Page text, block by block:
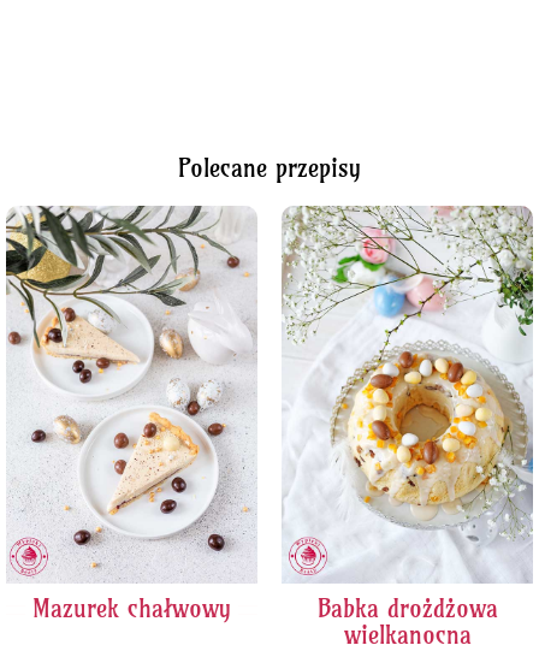
Polecane przepisy
Mazurek chałwowy
Babka drożdżowa
wielkanocna